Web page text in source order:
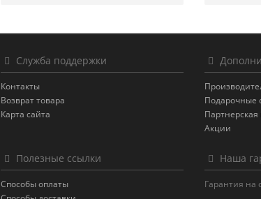
Служба поддержки
Контакты
Возврат товара
Карта сайта
Подарочные
Акции
Полезные ссылки
Способы оплаты
Наша
Гарантия на